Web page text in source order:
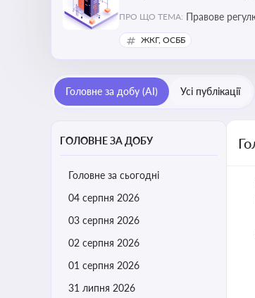
ПРО ЩО ТЕМА: Правове
ліцензування
ЖКГ, ОСББ
Головне за добу (AI) Усі публікації
ГОЛОВНЕ ЗА ДОБУ
Головне за сьогодні
04 серпня 2026
03 серпня 2026
02 серпня 2026
01 серпня 2026
31 липня 2026